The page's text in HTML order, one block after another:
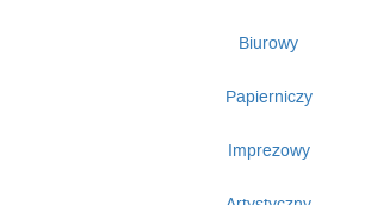
Biurowy
Papierniczy
Imprezowy